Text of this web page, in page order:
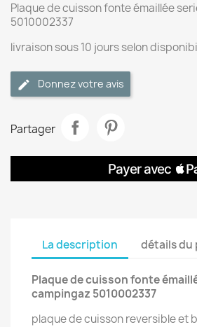
Plaque de cuisson fonte émaillée
5010002337
livraison sous 10 jours selon
Donnez votre avis
Partager
La description détails
Plaque de cuisson fonte
campingaz 5010002337
plaque de cuisson reversible et